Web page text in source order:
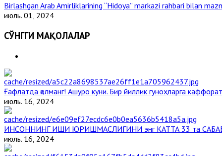
Birlashgan Arab Amirliklarining “Hidoya” markazi rahbari bilan
июль. 01, 2024
СЎНГГИ МАҚОЛАЛАР
Ғафлатда қолманг! Ашуро куни. Бир йиллик гуноҳларга
июль. 16, 2024
ИНСОННИНГ ИШИ ЮРИШМАСЛИГИНИ энг КАТТА 33 та
июль. 16, 2024